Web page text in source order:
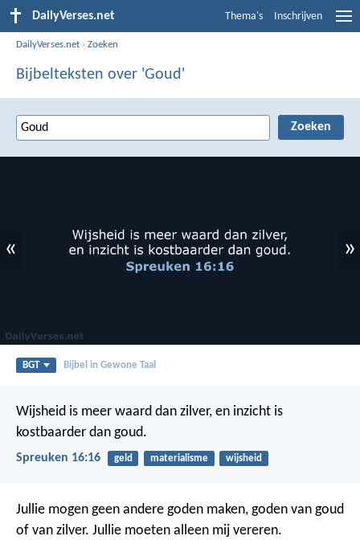
DailyVerses.net Thema's Inschrijven
DailyVerses.net ›Zoeken
Bijbelteksten over 'Goud'
« »
BGT Bijbel in Gewone Taal
Wijsheid is meer waard dan zilver, en inzicht is
kostbaarder dan goud.
Spreuken 16:16 geld materialisme wijsheid
Jullie mogen geen andere goden maken, goden van goud
of van zilver. Jullie moeten alleen mij vereren.